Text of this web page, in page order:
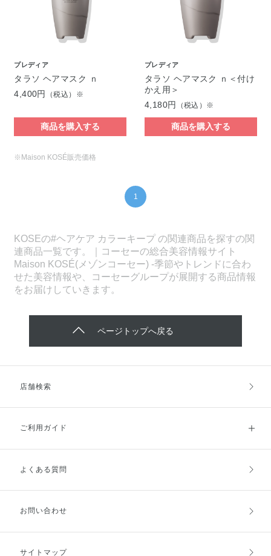
プレディア
タラソ ヘアマスク ｎ
4,400円
（税込）※
商品を購入する
プレディア
タラソ ヘアマスク ｎ＜付け
かえ用＞
4,180円
（税込）※
商品を購入する
※Maison KOSÉ販売価格
1
KOSEの#ヘアケア カラーキープ の関連商品を探すの関
連商品一覧です。｜コーセーの総合美容情報サイト
Maison KOSÉ(メゾンコーセー) -季節やトレンドに合わ
せた美容情報や、コーセーグループが展開する商品情報
をお届けしていきます。
ページトップへ戻る
店舗検索
ご利用ガイド
ご利用ガイドトップ
お支払方法
キャンセル・返品・交換
よくある質問
お問い合わせ
サイトマップ